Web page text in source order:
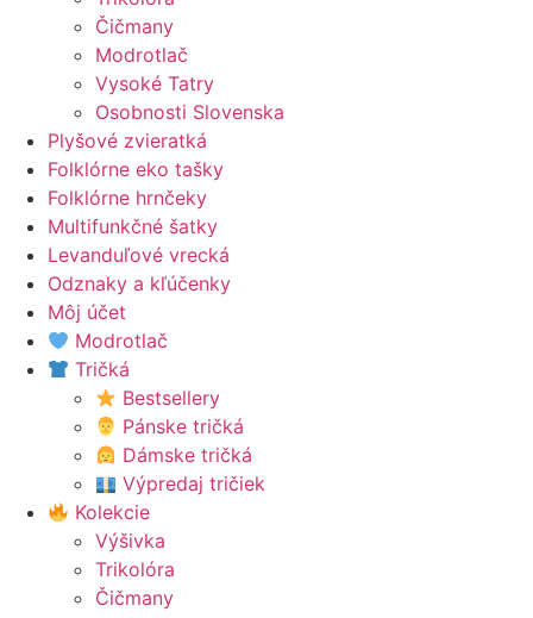
Čičmany
Modrotlač
Vysoké Tatry
Osobnosti Slovenska
Plyšové zvieratká
Folklórne eko tašky
Folklórne hrnčeky
Multifunkčné šatky
Levanduľové vrecká
Odznaky a kľúčenky
Môj účet
Modrotlač
Tričká
Bestsellery
Pánske tričká
Dámske tričká
Výpredaj tričiek
Kolekcie
Výšivka
Trikolóra
Čičmany